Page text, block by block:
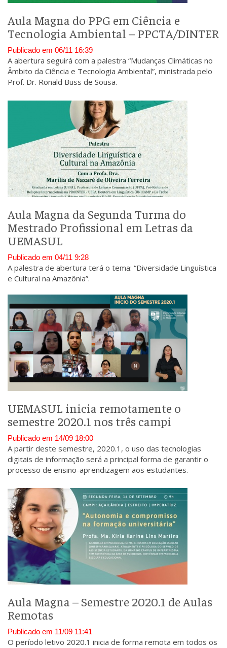
Aula Magna do PPG em Ciência e
Tecnologia Ambiental – PPCTA/DINTER
Publicado em 06/11 16:39
A abertura seguirá com a palestra “Mudanças Climáticas no
Âmbito da Ciência e Tecnologia Ambiental”, ministrada pelo
Prof. Dr. Ronald Buss de Sousa.
Aula Magna da Segunda Turma do
Mestrado Profissional em Letras da
UEMASUL
Publicado em 04/11 9:28
A palestra de abertura terá o tema: “Diversidade Linguística
e Cultural na Amazônia”.
UEMASUL inicia remotamente o
semestre 2020.1 nos três campi
Publicado em 14/09 18:00
A partir deste semestre, 2020.1, o uso das tecnologias
digitais de informação será a principal forma de garantir o
processo de ensino-aprendizagem aos estudantes.
Aula Magna – Semestre 2020.1 de Aulas
Remotas
Publicado em 11/09 11:41
O período letivo 2020.1 inicia de forma remota em todos os